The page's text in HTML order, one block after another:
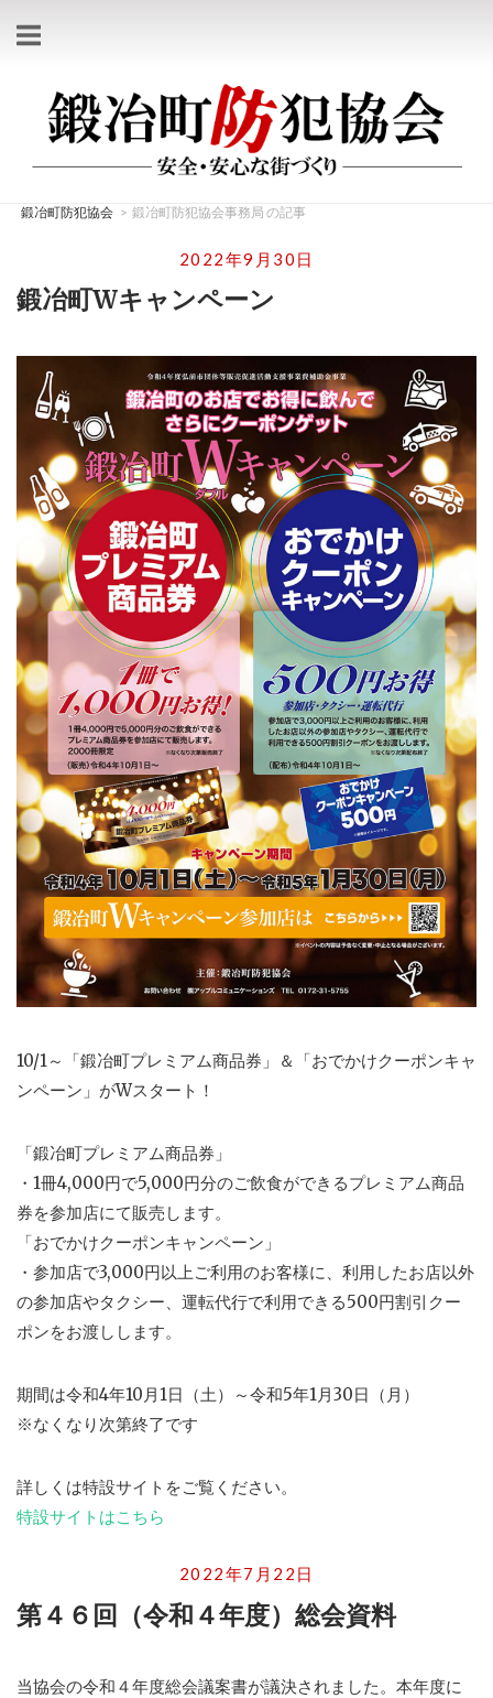
鍛冶町防犯協会 > 鍛冶町防犯協会事務局 の記事
2022年9月30日
鍛冶町Wキャンペーン
10/1～「鍛冶町プレミアム商品券」＆「おでかけクーポンキャ
ンペーン」がWスタート！
「鍛冶町プレミアム商品券」
・1冊4,000円で5,000円分のご飲食ができるプレミアム商品
券を参加店にて販売します。
「おでかけクーポンキャンペーン」
・参加店で3,000円以上ご利用のお客様に、利用したお店以外
の参加店やタクシー、運転代行で利用できる500円割引クー
ポンをお渡しします。
期間は令和4年10月1日（土）～令和5年1月30日（月）
※なくなり次第終了です
詳しくは特設サイトをご覧ください。
特設サイトはこちら
2022年7月22日
第４６回（令和４年度）総会資料
当協会の令和４年度総会議案書が議決されました。本年度に